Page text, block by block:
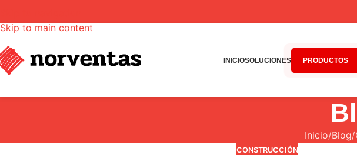
Skip to main content
INICIOSOLUCIONES PRODUCTOS
Inicio Blog
CONSTRUCCIÓN